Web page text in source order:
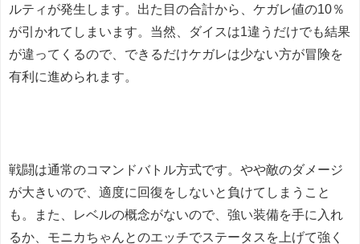
ルティが発生します。出た目の合計から、ケガレ値の10％
が引かれてしまいます。当然、ダイスは1違うだけでも結果
が違ってくるので、できるだけケガレは少ない方が冒険を
有利に進められます。
戦闘は通常のコマンドバトル方式です。やや敵のダメージ
が大きいので、適度に回復をしないと負けてしまうこと
も。また、レベルの概念がないので、強い装備を手に入れ
るか、モニカちゃんとのエッチでステータスを上げて強く